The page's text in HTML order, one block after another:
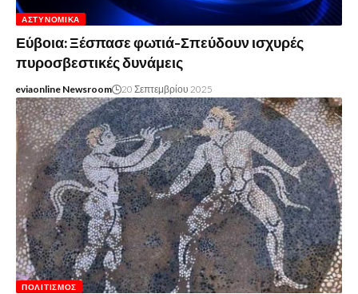
ΑΣΤΥΝΟΜΙΚΆ
Εύβοια: Ξέσπασε φωτιά-Σπεύδουν ισχυρές
πυροσβεστικές δυνάμεις
eviaonline Newsroom 20 Σεπτεμβρίου 2025
ΠΟΛΙΤΙΣΜΌΣ